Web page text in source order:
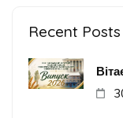
Recent Posts